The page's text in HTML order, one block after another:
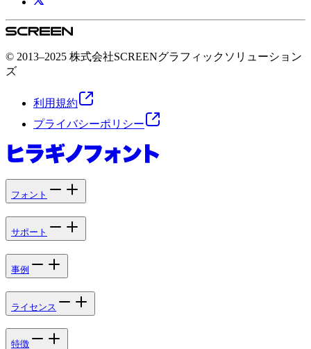
© 2013–2025 株式会社SCREENグラフィックソリューション
ズ
利用規約
プライバシーポリシー
フォント
サポート
事例
ライセンス
特徴